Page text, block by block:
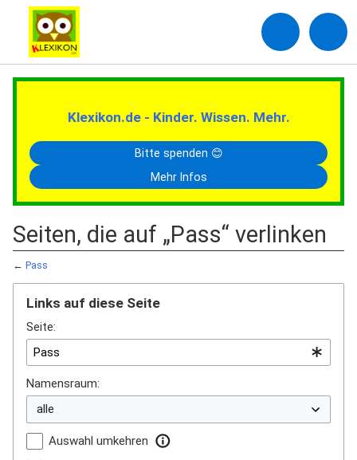
Klexikon.de - Kinder. Wissen. Mehr.
Bitte spenden 😊
Mehr Infos
Seiten, die auf „Pass“ verlinken
← Pass
Links auf diese Seite
Seite:
Namensraum:
Auswahl umkehren